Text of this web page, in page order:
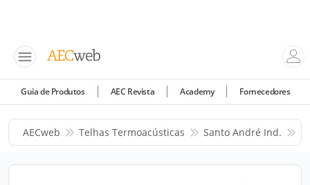
Guia de Produtos AEC Revista Academy Fornecedores
AECweb Telhas Termoacústicas Santo André Ind.